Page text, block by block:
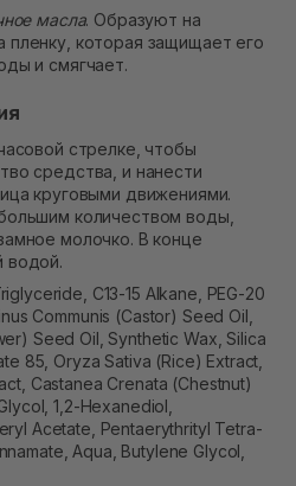
масла. Образуют на
пленку, которая защищает его
и смягчает.
стрелке, чтобы
средства, и нанести
круговыми движениями.
количеством воды,
молочко. В конце
водой.
C13-15 Alkane, PEG-20
Communis (Castor) Seed Oil,
Seed Oil, Synthetic Wax, Silica
85, Oryza Sativa (Rice) Extract,
Castanea Crenata (Chestnut)
1,2-Hexanediol,
Acetate, Pentaerythrityl Tetra-
Aqua, Butylene Glycol,